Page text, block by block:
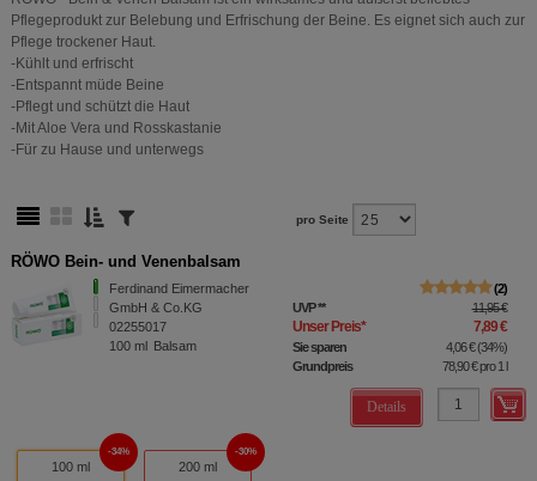
Pflegeprodukt zur Belebung und Erfrischung der Beine. Es eignet sich auch zur
Pflege trockener Haut.
-Kühlt und erfrischt
-Entspannt müde Beine
-Pflegt und schützt die Haut
-Mit Aloe Vera und Rosskastanie
-Für zu Hause und unterwegs
pro Seite
RÖWO Bein- und Venenbalsam
Ferdinand Eimermacher
GmbH & Co.KG
02255017
100 ml Balsam
2
UVP** 11,95 €
Unser Preis* 7,89 €
Sie sparen 4,06 €(34%)
Grundpreis
78,90 €pro 1 l
Details
100 ml
34%
200 ml
30%